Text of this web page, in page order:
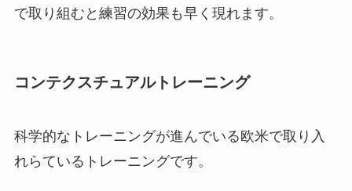
で取り組むと練習の効果も早く現れます。
コンテクスチュアルトレーニング
科学的なトレーニングが進んでいる欧米で取り入
れらているトレーニングです。